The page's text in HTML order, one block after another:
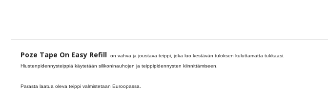
Poze Tape On Easy Refill
on vahva ja joustava teippi, joka luo kestävän tuloksen kuluttamatta tukkaasi.
Hiustenpidennysteippiä käytetään silikoninauhojen ja teippipidennysten kiinnittämiseen.
Parasta laatua oleva teippi valmistetaan Euroopassa.